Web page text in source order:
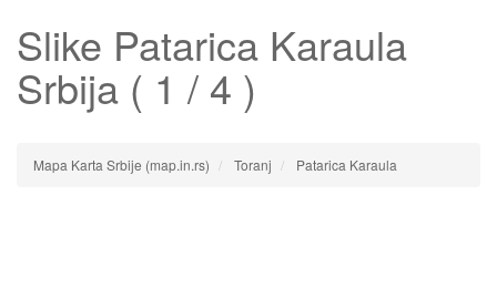
Slike Patarica Karaula
Srbija ( 1 / 4 )
Mapa Karta Srbije (map.in.rs) Toranj Patarica Karaula